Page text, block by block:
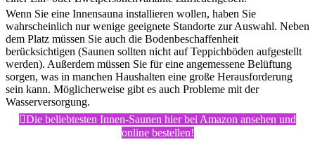
Wenn Sie eine Innensauna installieren wollen, haben Sie
wahrscheinlich nur wenige geeignete Standorte zur Auswahl. Neben
dem Platz müssen Sie auch die Bodenbeschaffenheit
berücksichtigen (Saunen sollten nicht auf Teppichböden aufgestellt
werden). Außerdem müssen Sie für eine angemessene Belüftung
sorgen, was in manchen Haushalten eine große Herausforderung
sein kann. Möglicherweise gibt es auch Probleme mit der
Wasserversorgung.
Die beliebtesten Innen-Saunen hier bei Amazon ansehen und
online bestellen!